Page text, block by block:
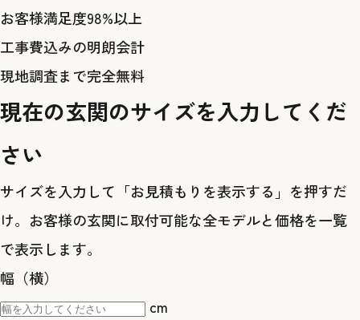
お客様満足度98%以上
工事費込みの明朗会計
現地調査まで完全無料
現在の玄関のサイズを入力してくだ
さい
サイズを入力して「お見積もりを表示する」を押すだ
け。お客様の玄関に取付可能な全モデルと価格を一覧
で表示します。
幅（横）
cm